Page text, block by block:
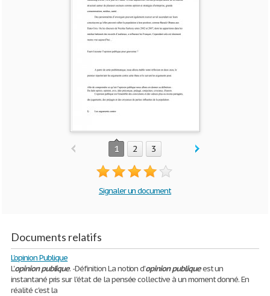
1 2 3
Signaler un document
Documents relatifs
L'opinion Publique
L'opinion publique. -Définition La notion d'opinion publiqueest un
instantané pris sur l'état de la pensée collective à un moment donné. En
réalité c'est la